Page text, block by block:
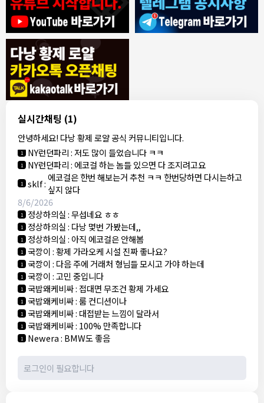
실시간채팅 (1)
안녕하세요! 다낭 황제 로얄 공식 커뮤니티입니다.
8/4/2026
1 모기한테물림:여기도 문의해보면 바로 알려줌
1 모기한테물림:정찰가보다 쌀수 없음
1 결혼안해:ㄹㅇ 팩트 ㅋㅋㅋㅋ
결혼안해:ㄹㅇ 팩트 ㅋㅋㅋㅋ
8/5/2026
NY런던파리 :다낭 에코걸 여기서 예약 가능한가요?
1 3군:에코걸 좀 조심 하는게 좋음
1 NY런던파리:저도 많이 들었습니다 ㅋㅋ
1 NY런던파리: 에코걸 하는 놈들 있으면 다 조지려고요
1 sklf: 에코걸은 한번 해보는거 추천 ㅋㅋ 한번당하면 다시는하고
싶지 않다
8/6/2026
1 정상하의실:무섭네요 ㅎㅎ
1 정상하의실: 다낭 몇번 가봤는데,,
1 정상하의실: 아직 에코걸은 안해봄
1 국깡이:황제 가라오케 시설 진짜 좋나요?
1 국깡이: 다음 주에 거래처 형님들 모시고 가야 하는데
1 국깡이:고민 중입니다
1 국밥왜케비싸: 접대면 무조건 황제 가세요
1 국밥왜케비싸:룸 컨디션이나
1 국밥왜케비싸: 대접받는 느낌이 달라서
1 국밥왜케비싸: 100% 만족합니다
1 Newera: BMW도 좋음